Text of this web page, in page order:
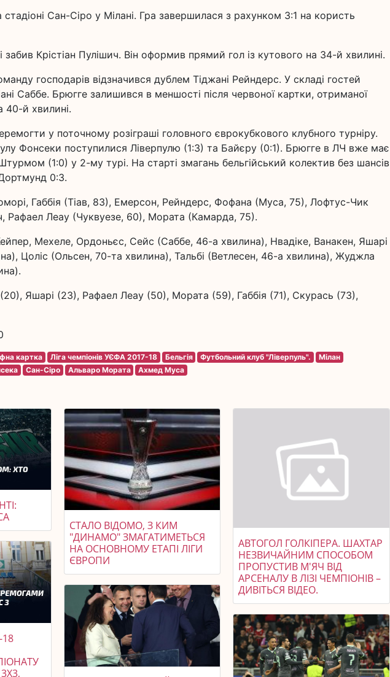
Сан-Сіро у Мілані. Гра завершилася з рахунком 3:1 на користь
забив Крістіан Пулішич. Він оформив прямий гол із кутового на 34-й хвилині.
господарів відзначився дублем Тіджані Рейндерс. У складі гостей
Саббе. Брюгге залишився в меншості після червоної картки, отриманої
40-й хвилині.
у поточному розіграші головного єврокубкового клубного турніру.
Фонсеки поступилися Ліверпулю (1:3) та Байєру (0:1). Брюгге в ЛЧ вже має
(1:0) у 2-му турі. На старті змагань бельгійський колектив без шансів
Дортмунд 0:3.
Габбія (Тіав, 83), Емерсон, Рейндерс, Фофана (Муса, 75), Лофтус-Чик
Рафаел Леау (Чуквуезе, 60), Мората (Камарда, 75).
Мехеле, Ордоньєс, Сейс (Саббе, 46-а хвилина), Нвадіке, Ванакен, Яшарі
Цоліс (Ольсен, 70-та хвилина), Тальбі (Ветлесен, 46-а хвилина), Жуджла
Яшарі (23), Рафаел Леау (50), Мората (59), Габбія (71), Скурась (73),
картка Ліга чемпіонів УЄФА 2017-18 Бельгія Футбольний клуб "Ліверпуль".
Мілан
Сан-Сіро Альваро Мората Ахмед Муса
СТАЛО ВІДОМО, З КИМ
"ДИНАМО" ЗМАГАТИМЕТЬСЯ
НА ОСНОВНОМУ ЕТАПІ ЛІГИ
ЄВРОПИ
АВТОГОЛ ГОЛКІПЕРА. ШАХТАР
НЕЗВИЧАЙНИМ СПОСОБОМ
ПРОПУСТИВ М'ЯЧ ВІД
АРСЕНАЛУ В ЛІЗІ ЧЕМПІОНІВ –
ДИВІТЬСЯ ВІДЕО.